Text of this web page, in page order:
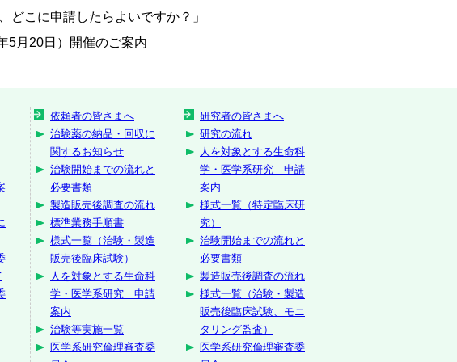
どこに申請したらよいですか？」
5月20日）開催のご案内
依頼者の皆さまへ
治験薬の納品・回収に
関するお知らせ
治験開始までの流れと
必要書類
製造販売後調査の流れ
標準業務手順書
様式一覧（治験・製造
販売後臨床試験）
人を対象とする生命科
学・医学系研究 申請
案内
治験等実施一覧
医学系研究倫理審査委
研究者の皆さまへ
研究の流れ
人を対象とする生命科
学・医学系研究 申請
案内
様式一覧（特定臨床研
究）
治験開始までの流れと
必要書類
製造販売後調査の流れ
様式一覧（治験・製造
販売後臨床試験、モニ
タリング監査）
医学系研究倫理審査委